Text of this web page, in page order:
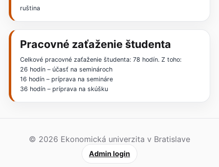
ruština
Pracovné zaťaženie študenta
Celkové pracovné zaťaženie študenta: 78 hodín. Z toho:
26 hodín – účasť na seminároch
16 hodín – príprava na semináre
36 hodín – príprava na skúšku
© 2026 Ekonomická univerzita v Bratislave
Admin login